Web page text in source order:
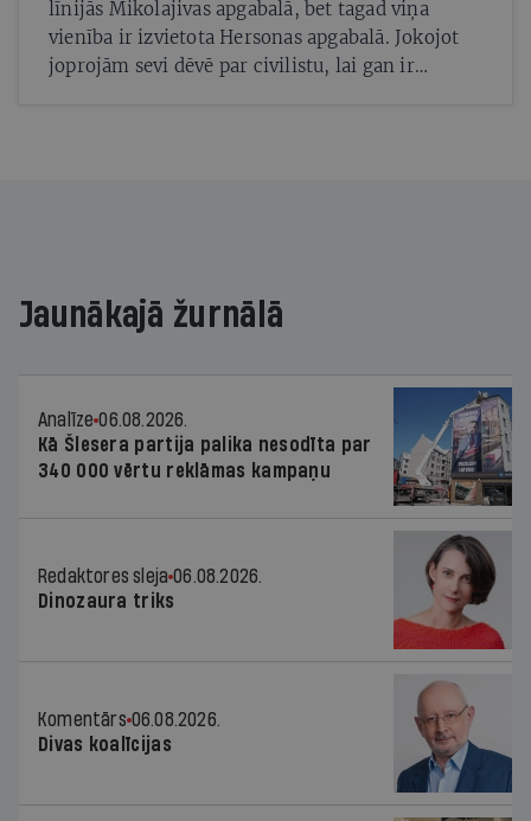
līnijās Mikolajivas apgabalā, bet tagad viņa
vienība ir izvietota Hersonas apgabalā. Jokojot
joprojām sevi dēvē par civilistu, lai gan ir
Jaunākajā žurnālā
Analīze 06.08.2026.
Kā Šlesera partija palika nesodīta par
340 000 vērtu reklāmas kampaņu
Redaktores sleja 06.08.2026.
Dinozaura triks
Komentārs 06.08.2026.
Divas koalīcijas